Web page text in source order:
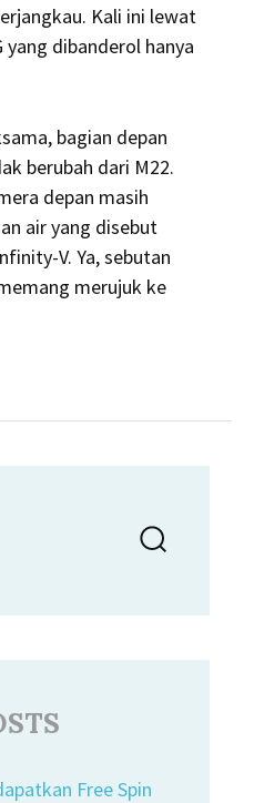
Kali ini lewat
yang dibanderol hanya
bagian depan
berubah dari M22.
depan masih
air yang disebut
V. Ya, sebutan
merujuk ke
Free Spin